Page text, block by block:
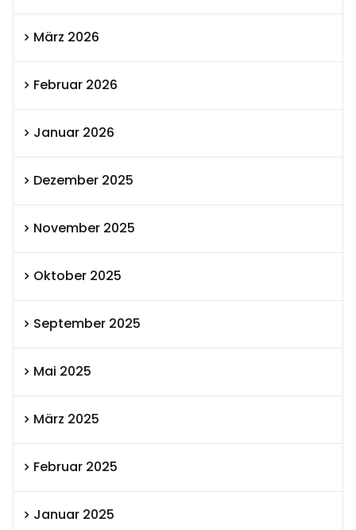
März 2026
Februar 2026
Januar 2026
Dezember 2025
November 2025
Oktober 2025
September 2025
Mai 2025
März 2025
Februar 2025
Januar 2025